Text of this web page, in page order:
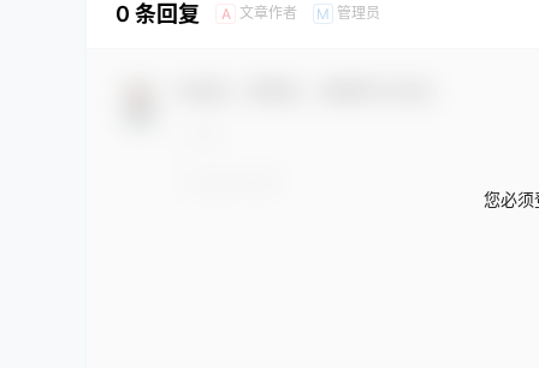
0 条回复 A 文章作者 M 管理员
您必须